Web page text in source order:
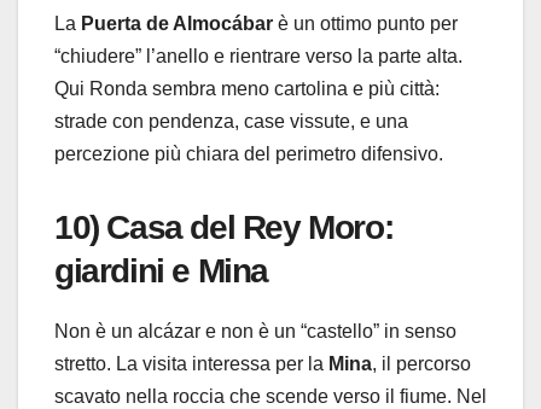
La Puerta de Almocábar è un ottimo punto per
“chiudere” l’anello e rientrare verso la parte alta.
Qui Ronda sembra meno cartolina e più città:
strade con pendenza, case vissute, e una
percezione più chiara del perimetro difensivo.
10) Casa del Rey Moro:
giardini e Mina
Non è un alcázar e non è un “castello” in senso
stretto. La visita interessa per la Mina, il percorso
scavato nella roccia che scende verso il fiume. Nel